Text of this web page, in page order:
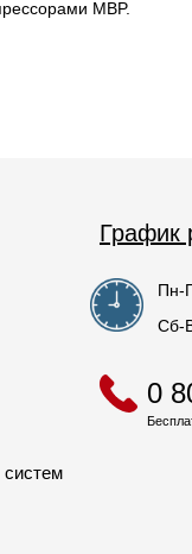
MBP.
Модель указана на
График
Пн-
Сб-
0